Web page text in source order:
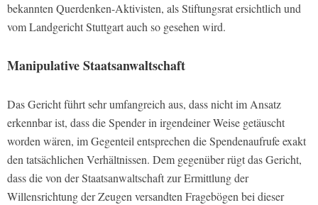
bekannten Querdenken-Aktivisten, als Stiftungsrat ersichtlich und
vom Landgericht Stuttgart auch so gesehen wird.
Manipulative Staatsanwaltschaft
Das Gericht führt sehr umfangreich aus, dass nicht im Ansatz
erkennbar ist, dass die Spender in irgendeiner Weise getäuscht
worden wären, im Gegenteil entsprechen die Spendenaufrufe exakt
den tatsächlichen Verhältnissen. Dem gegenüber rügt das Gericht,
dass die von der Staatsanwaltschaft zur Ermittlung der
Willensrichtung der Zeugen versandten Fragebögen bei dieser